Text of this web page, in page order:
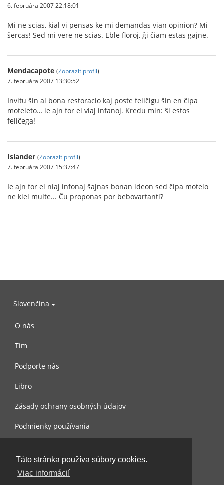
Táto stránka používa súbory cookies.
Viac informácií
6. februára 2007 22:18:01
Mi ne scias, kial vi pensas ke mi demandas vian opinion? Mi
ŝercas! Sed mi vere ne scias. Eble floroj, ĝi ĉiam estas gajne.
Mendacapote (Zobraziť profil)
7. februára 2007 13:30:52
Invitu ŝin al bona restoracio kaj poste feliĉigu ŝin en ĉipa
moteleto… ie ajn for el viaj infanoj. Kredu min: ŝi estos
feliĉega!
Islander (Zobraziť profil)
7. februára 2007 15:37:47
Ie ajn for el niaj infonaj ŝajnas bonan ideon sed ĉipa motelo
ne kiel multe... Ĉu proponas por bebovartanti?
Slovenčina
O nás
Tím
Podporte nás
Libro
Zásady ochrany osobných údajov
Podmienky používania